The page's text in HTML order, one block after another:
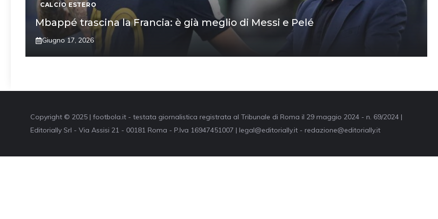
CALCIO ESTERO
Mbappé trascina la Francia: è già meglio di Messi e Pelé
Giugno 17, 2026
Copyright © 2025 | footbola.it - testata giornalistica registrata al Tribunale di Roma il 29 maggio 2024 - n. 69/2024 |
Editorially Srl - Via Assisi 21 - 00181 Roma - P.Iva 16947451007 | legal@editorially.it - redazione@editorially.it